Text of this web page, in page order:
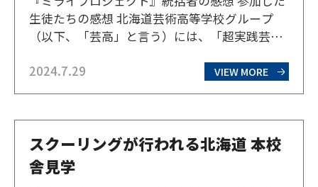
生徒たちの感想 北海道芸術高等学校グループ
（以下、「芸高」と言う）には、「超実践芸術
レーションに参加したり、各種コンテストや大
会に積極的にチャレンジしたりと、非常に質の
2024.7.29 VIEW MORE
スクーリングが行われる北海道 本校
舎見学